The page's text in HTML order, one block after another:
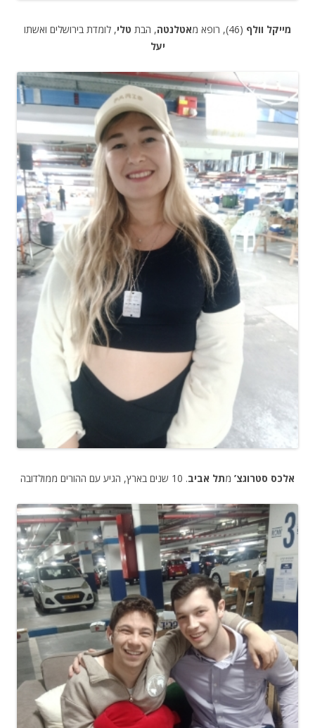
מייקל וולף (46), רופא מ אטלנטה, הבת טלי, לומדת בירושלים ואשתו
יעל
אלכס סטרוגצ’ מתל אביב. 10 שנים בארץ, הגיע עם ההורים ממולדובה